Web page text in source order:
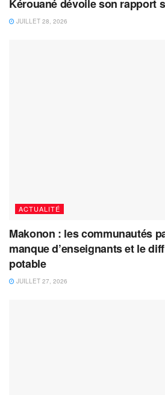
Kérouané dévoile son rapport
JUILLET 28, 2026
ACTUALITÉ
Makonon : les communautés
manque d’enseignants et le
potable
JUILLET 27, 2026